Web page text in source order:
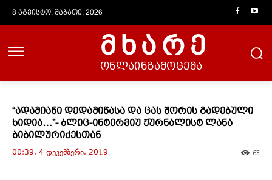
8 აგვისტო, შაბათი, 2026
მხარე
ონლაინგამოცემა
“ადამიანი დედამიწასა და ცას შორის გადებული
ხიდია…”- ბლიც-ინტერვიუ ჟურნალისტ ლანა
ბიბილურიძესთან
63
00:39, 4 დეკემბერი, 2019